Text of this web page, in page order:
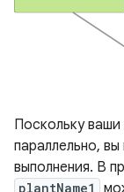
Поскольку
параллельно,
выполнения. В
plantName1